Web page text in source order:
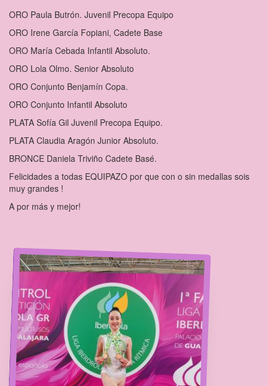
ORO Paula Butrón. Juvenil Precopa Equipo
ORO Irene García Fopiani, Cadete Base
ORO María Cebada Infantil Absoluto.
ORO Lola Olmo. Senior Absoluto
ORO Conjunto Benjamín Copa.
ORO Conjunto Infantil Absoluto
PLATA Sofía Gil Juvenil Precopa Equipo.
PLATA Claudia Aragón Junior Absoluto.
BRONCE Daniela Triviño Cadete Basé.
Felicidades a todas EQUIPAZO por que con o sin medallas sois
muy grandes !
A por más y mejor!